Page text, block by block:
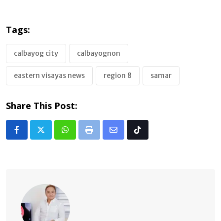
Tags:
calbayog city calbayognon
eastern visayas news region 8 samar
Share This Post:
Whatsapp
Print
Share Tiktok